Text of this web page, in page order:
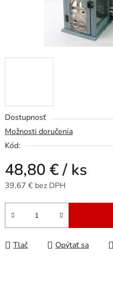
Dostupnosť
Možnosti doručenia
Kód:
48,80 €/ ks
39,67 € bez DPH
Jednotková cena:
Tlač Opýtať sa